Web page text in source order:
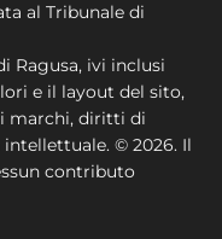
al Tribunale di
Ragusa, ivi inclusi
e il layout del sito,
marchi, diritti di
© 2026. Il
contributo